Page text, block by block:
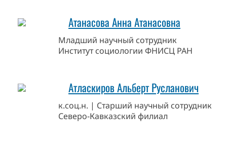
Атанасова Анна Атанасовна
Младший научный сотрудник
Институт социологии ФНИСЦ РАН
Атласкиров Альберт Русланович
к.соц.н. | Старший научный сотрудник
Северо-Кавказский филиал